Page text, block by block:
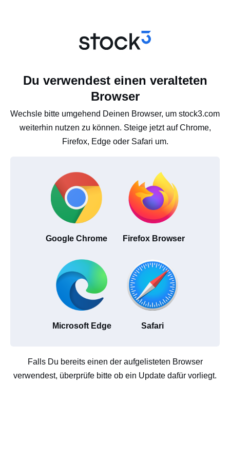
Du verwendest einen veralteten
Browser
Wechsle bitte umgehend Deinen Browser, um stock3.com
weiterhin nutzen zu können. Steige jetzt auf Chrome,
Firefox, Edge oder Safari um.
Google Chrome Firefox Browser
Microsoft Edge Safari
Falls Du bereits einen der aufgelisteten Browser
verwendest, überprüfe bitte ob ein Update dafür vorliegt.